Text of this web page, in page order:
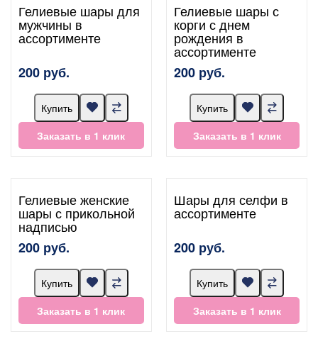
Гелиевые шары для
мужчины в
ассортименте
200 руб.
Купить
Заказать в 1 клик
Гелиевые шары с
корги с днем
рождения в
ассортименте
200 руб.
Купить
Заказать в 1 клик
Гелиевые женские
шары с прикольной
надписью
200 руб.
Купить
Заказать в 1 клик
Шары для селфи в
ассортименте
200 руб.
Купить
Заказать в 1 клик